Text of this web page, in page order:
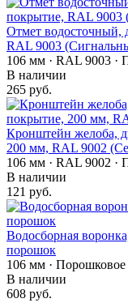
Отмет водосточный,
RAL 9003
106 мм · RAL 9003 ·
В наличии
265 руб.
Кронштейн желоба,
200 мм, RAL 9002
106 мм · RAL 9002 ·
В наличии
121 руб.
Водосборная
порошок
106 мм · Порошковое
В наличии
608 руб.